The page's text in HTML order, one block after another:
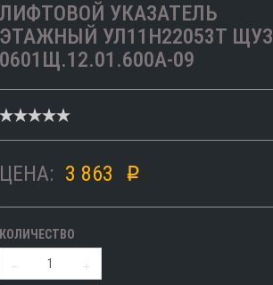
ЛИФТОВОЙ УКАЗАТЕЛЬ
ЭТАЖНЫЙ УЛ11Н22053Т ЩУЗ
0601Щ.12.01.600А-09
ЦЕНА: 3 863 p
КОЛИЧЕСТВО